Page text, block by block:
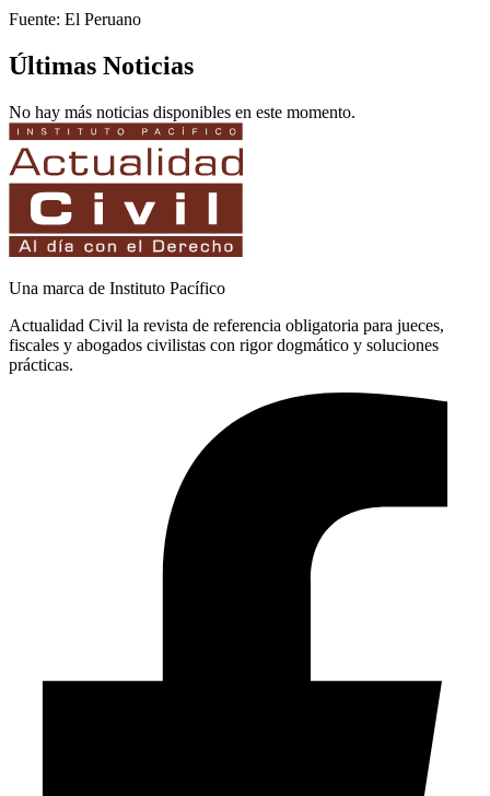
Fuente: El Peruano
Últimas Noticias
No hay más noticias disponibles en este momento.
Una marca de Instituto Pacífico
Actualidad Civil la revista de referencia obligatoria para jueces,
fiscales y abogados civilistas con rigor dogmático y soluciones
prácticas.